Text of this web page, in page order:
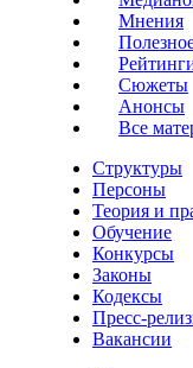
Мнения
Сюжеты
Анонсы
Все
Структуры
Персоны
Теория и
Обучение
Конкурсы
Законы
Кодексы
Пресс-
Вакансии